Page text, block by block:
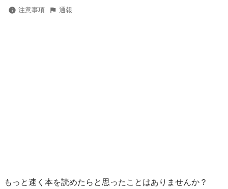
注意事項 通報
もっと速く本を読めたらと思ったことはありませんか？